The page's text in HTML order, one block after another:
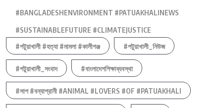
#BANGLADESHENVIRONMENT #PATUAKHALINEWS
#SUSTAINABLEFUTURE #CLIMATEJUSTICE
#পটুয়াখালী #হত্যা #মামলা #কালীগঞ্জ
#পটুয়াখালী_নিউজ
#পটুয়াখালী_সংবাদ #বাংলাদেশশিক্ষাব্যবস্থা
#সাপ #বন্যাপ্রানী #ANIMAL #LOVERS #OF #PATUAKHALI